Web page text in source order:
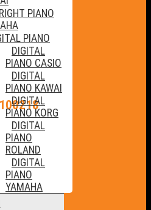
PIANO
PIANO
DIGITAL
PIANO CASIO
DIGITAL
PIANO KAWAI
DIGITAL
PIANO KORG
DIGITAL
PIANO
ROLAND
DIGITAL
PIANO
YAMAHA